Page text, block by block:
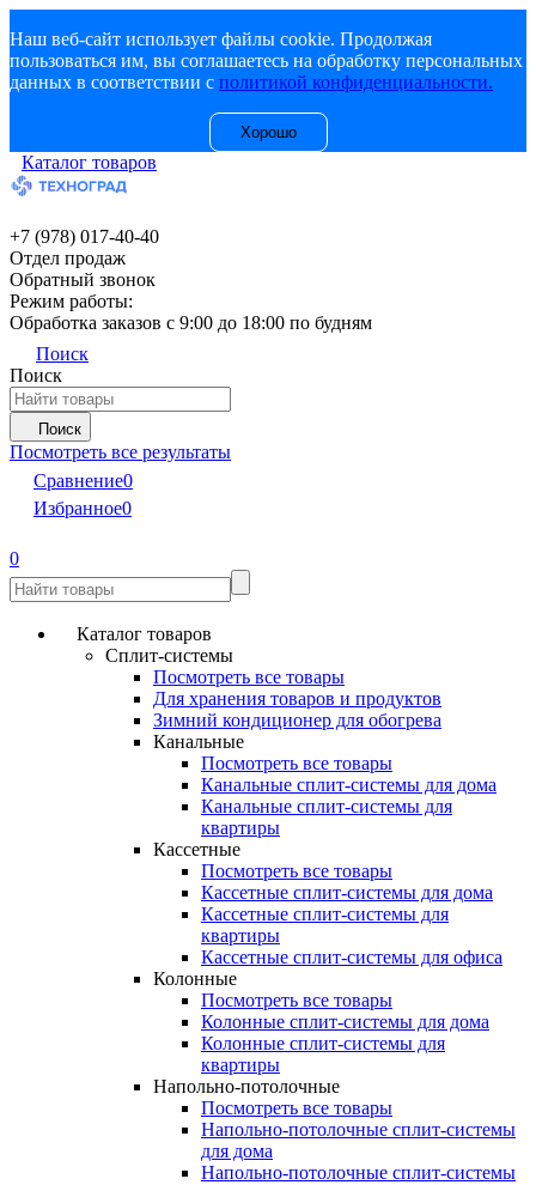
Наш веб-сайт использует файлы cookie. Продолжая
пользоваться им, вы соглашаетесь на обработку персональных
данных в соответствии с политикой конфиденциальности.
Хорошо
Каталог товаров
+7 (978) 017-40-40
Отдел продаж
Обратный звонок
Режим работы:
Обработка заказов с 9:00 до 18:00 по будням
Поиск
Поиск
Поиск
Посмотреть все результаты
Сравнение0
Избранное0
0
Каталог товаров
Сплит-системы
Посмотреть все товары
Для хранения товаров и продуктов
Зимний кондиционер для обогрева
Канальные
Посмотреть все товары
Канальные сплит-системы для дома
Канальные сплит-системы для
квартиры
Кассетные
Посмотреть все товары
Кассетные сплит-системы для дома
Кассетные сплит-системы для
квартиры
Кассетные сплит-системы для офиса
Колонные
Посмотреть все товары
Колонные сплит-системы для дома
Колонные сплит-системы для
квартиры
Напольно-потолочные
Посмотреть все товары
Напольно-потолочные сплит-системы
для дома
Напольно-потолочные сплит-системы